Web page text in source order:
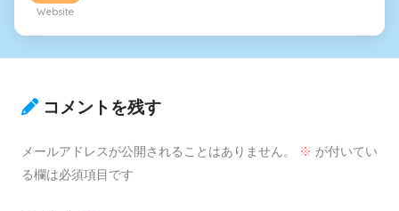
Website
コメントを残す
メールアドレスが公開されることはありません。 ※ が付いてい
る欄は必須項目です